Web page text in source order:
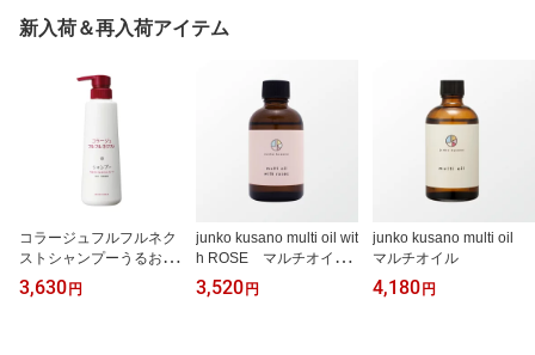
新入荷＆再入荷アイテム
コラージュフルフルネク
ストシャンプーうるおい
なめらかタイプ 400ml
3,630 円
junko kusano multi oil wit
h ROSE マルチオイル
ローズ
3,520 円
junko kusano multi oil
マルチオイル
4,180 円